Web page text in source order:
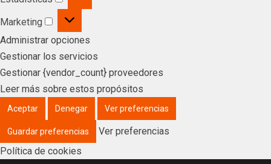
Marketing
Administrar opciones
Gestionar los servicios
Gestionar {vendor_count} proveedores
Leer más sobre estos propósitos
Aceptar Denegar Ver preferencias
Guardar preferencias
Ver preferencias
Política de cookies